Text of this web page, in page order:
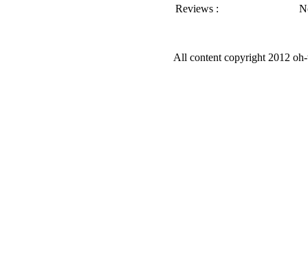
Reviews :
All content copyright 2012